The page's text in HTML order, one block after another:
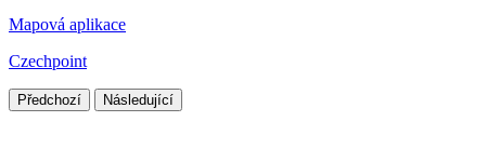
Mapová aplikace
Czechpoint
Předchozí Následující